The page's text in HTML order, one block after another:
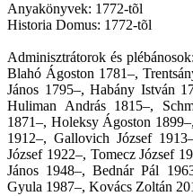
Anyakönyvek: 1772-tõl
Historia Domus: 1772-tõl
Adminisztrátorok és
Blahó Ágoston 1781–,
János 1795–, Habány István
Huliman András 1815–,
1871–, Holeksy Ágoston
1912–, Gallovich József
József 1922–, Tomecz József
János 1948–, Bednár Pál
Gyula 1987–, Kovács Zoltán